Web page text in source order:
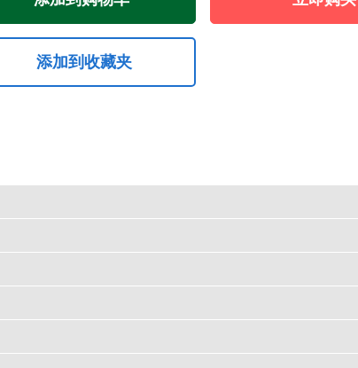
添加到收藏夹